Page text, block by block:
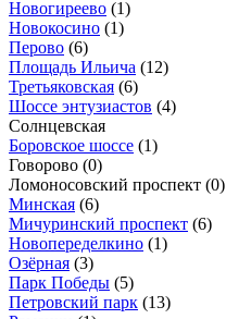
Новогиреево (1)
Новокосино (1)
Перово (6)
Площадь Ильича (12)
Третьяковская (6)
Шоссе энтузиастов (4)
Солнцевская
Боровское шоссе (1)
Говорово (0)
Ломоносовский проспект (0)
Минская (6)
Мичуринский проспект (6)
Новопеределкино (1)
Озёрная (3)
Парк Победы (5)
Петровский парк (13)